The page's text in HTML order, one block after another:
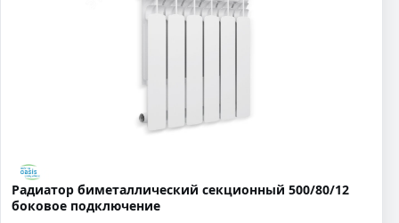
Радиатор биметаллический секционный 500/80/12
боковое подключение